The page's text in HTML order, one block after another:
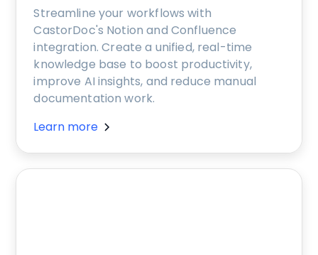
Streamline your workflows with
CastorDoc's Notion and Confluence
integration. Create a unified, real-time
knowledge base to boost productivity,
improve AI insights, and reduce manual
documentation work.
Learn more